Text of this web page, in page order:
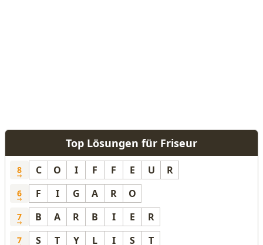
Top Lösungen für Friseur
8 C O I F F E U R
6 F I G A R O
7 B A R B I E R
7 S T Y L I S T